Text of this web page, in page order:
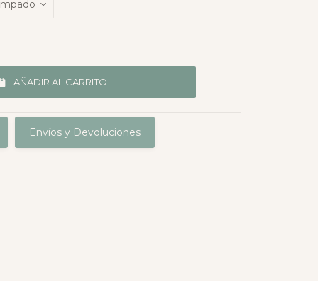
AÑADIR AL CARRITO
Envíos y Devoluciones